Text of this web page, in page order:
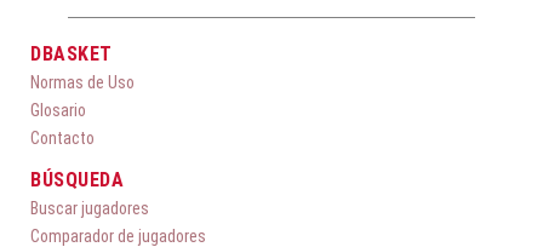
DBASKET
Normas de Uso
Glosario
Contacto
BÚSQUEDA
Buscar jugadores
Comparador de jugadores